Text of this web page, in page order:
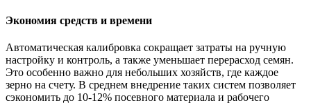
Экономия средств и времени
Автоматическая калибровка сокращает затраты на ручную
настройку и контроль, а также уменьшает перерасход семян.
Это особенно важно для небольших хозяйств, где каждое
зерно на счету. В среднем внедрение таких систем позволяет
сэкономить до 10-12% посевного материала и рабочего